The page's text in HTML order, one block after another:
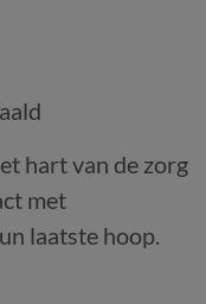
hart van de zorg
met
laatste hoop.